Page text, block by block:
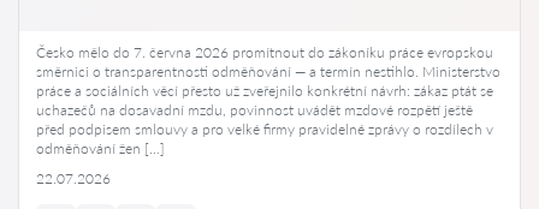
Česko mělo do 7. června 2026 promítnout do zákoníku práce evropskou
směrnici o transparentnosti odměňování — a termín nestihlo. Ministerstvo
práce a sociálních věcí přesto už zveřejnilo konkrétní návrh: zákaz ptát se
uchazečů na dosavadní mzdu, povinnost uvádět mzdové rozpětí ještě
před podpisem smlouvy a pro velké firmy pravidelné zprávy o rozdílech v
odměňování žen […]
22.07.2026